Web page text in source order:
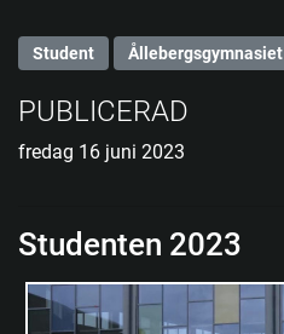
Student Ållebergsgymnasiet
PUBLICERAD
fredag 16 juni 2023
Studenten 2023